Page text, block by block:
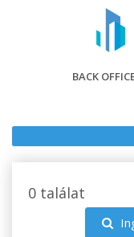
BACK
0 találat